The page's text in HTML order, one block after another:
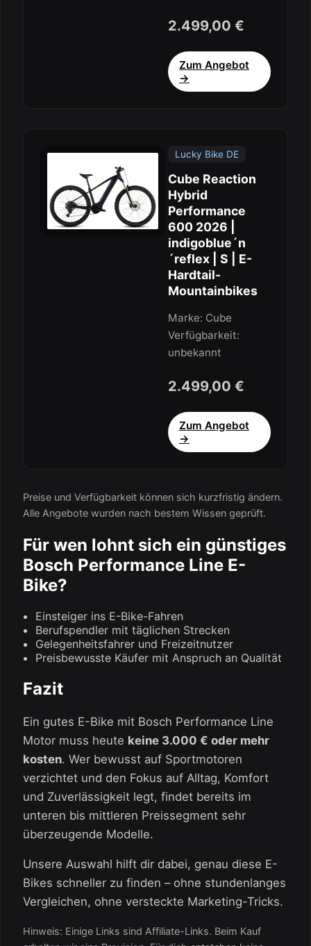
2.499,00 €
Zum Angebot
→
Lucky Bike DE
Cube Reaction
Hybrid
Performance
600 2026 |
indigoblue´n
´reflex | S | E-
Hardtail-
Mountainbikes
Marke: Cube
Verfügbarkeit:
unbekannt
2.499,00 €
Zum Angebot
→
Preise und Verfügbarkeit können sich kurzfristig ändern.
Alle Angebote wurden nach bestem Wissen geprüft.
Für wen lohnt sich ein günstiges
Bosch Performance Line E-
Bike?
Einsteiger ins E-Bike-Fahren
Berufspendler mit täglichen Strecken
Gelegenheitsfahrer und Freizeitnutzer
Preisbewusste Käufer mit Anspruch an Qualität
Fazit
Ein gutes E-Bike mit Bosch Performance Line
Motor muss heute keine 3.000 € oder mehr
kosten. Wer bewusst auf Sportmotoren
verzichtet und den Fokus auf Alltag, Komfort
und Zuverlässigkeit legt, findet bereits im
unteren bis mittleren Preissegment sehr
überzeugende Modelle.
Unsere Auswahl hilft dir dabei, genau diese E-
Bikes schneller zu finden – ohne stundenlanges
Vergleichen, ohne versteckte Marketing-Tricks.
Hinweis: Einige Links sind Affiliate-Links. Beim Kauf